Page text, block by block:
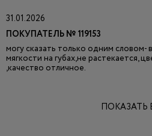
31.01.2026
ПОКУПАТЕЛЬ № 119153
могу сказать только одним
мягкости на губах,не растекается,
,качество отличное.
ПОКАЗАТЬ